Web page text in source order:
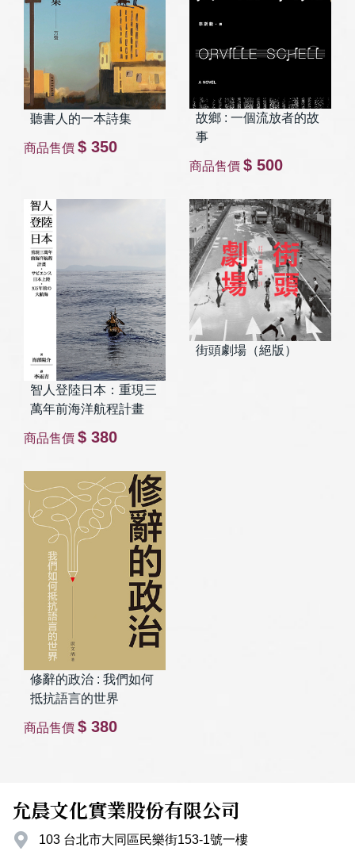
聽書人的一本詩集
商品售價 $ 350
故鄉 : 一個流放者的故
事
商品售價 $ 500
智人登陸日本：重現三
萬年前海洋航程計畫
商品售價 $ 380
街頭劇場（絕版）
修辭的政治 : 我們如何
抵抗語言的世界
商品售價 $ 380
允晨文化實業股份有限公司
103 台北市大同區民樂街153-1號一樓